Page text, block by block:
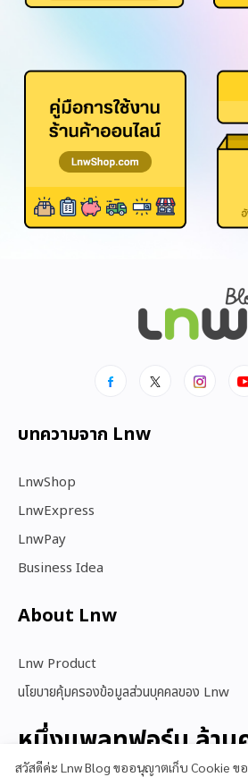
บทความจาก Lnw
LnwShop
LnwExpress
LnwPay
Business Idea
About Lnw​
Lnw Product
นโยบายคุ้มครองข้อมูลส่วนบุคคลของ Lnw
หนึ่งแพลทฟอร์ม ล้าน
สวัสดีค่ะ Lnw Blog ขออนุญาตเก็บ Cookie ข